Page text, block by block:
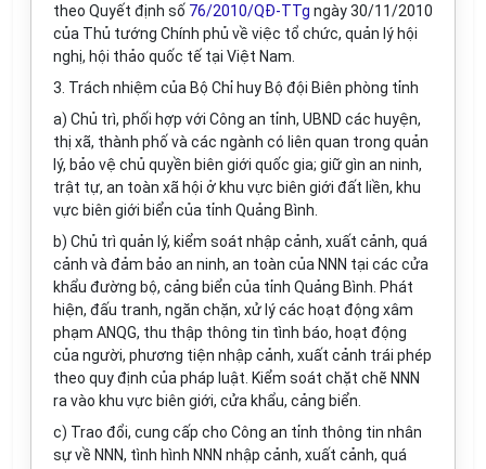
theo Quyết định số 76/2010/QĐ-TTg ngày 30/11/2010
của Thủ tướng Chính phủ về việc tổ chức, quản lý hội
nghị, hội thảo quốc tế tại Việt Nam.
3 Trách nhiệm của Bộ Chỉ huy Bộ đội Biên phòng tỉnh
a) Chủ trì, phối hợp với Công an tỉnh, UBND các huyện,
thị xã, thành phố và các ngành có liên quan trong quản
lý, bảo vệ chủ quyền biên giới quốc gia; giữgìn an ninh,
trật tự, an toàn xã hội ở khu vực biên giới đất liền, khu
vực biên giới biển của tỉnh Quảng Bình.
b) Chủ trì quản lý, kiểm soát nhập cảnh, xuất cảnh, quá
cảnh và đảm bảo an ninh, an toàn của NNN tại các cửa
khẩu đường bộ, cảng biển của tỉnh Quảng Bình. Phát
hiện, đấu tranh, ngăn chặn, xử lý các hoạt động xâm
phạm ANQG, thu thập thông tin tình báo, hoạt động
của người, phương tiện nhập cảnh, xuất cảnh trái phép
theo quy định của pháp luật. Kiểm soát chặt chẽ NNN
ra vào khu vực biên giới, cửa khẩu, cảng biển.
c) Trao đổi, cung cấp cho Công an tỉnh thông tin nhân
sự về NNN, tình hình NNN nhập cảnh, xuất cảnh, quá